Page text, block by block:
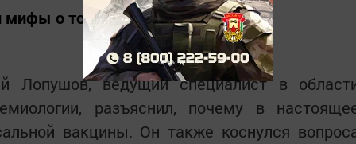
о токсинах в вакцинах.
ведущий специалист в
разъяснил, почему в
вакцины. Он также коснулся